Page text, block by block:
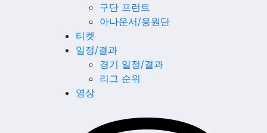
구단 프런트
아나운서/응원단
티켓
일정/결과
경기 일정/결과
리그 순위
영상